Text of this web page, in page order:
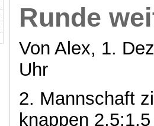
Runde
Von Alex, 1.
Uhr
2. Mannschaft
knappen